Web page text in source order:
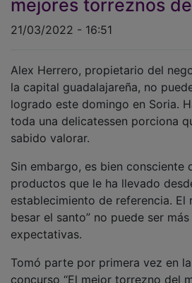
21/03/2022 - 16:51
la capital guadalajareña, no
logrado este domingo en Soria.
toda una delicatessen porciona
sabido valorar.
productos que le ha llevado
establecimiento de referencia. El
besar el santo” no puede ser
expectativas.
concurso “El mejor torrezno del